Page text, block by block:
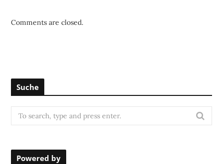
Comments are closed.
Suche
e
r
Powered by